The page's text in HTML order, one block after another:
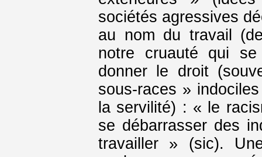
sociétés agressives
au nom du travail
notre cruauté qui
donner le droit
sous-races »
la servilité) : « le
se débarrasser des
travailler » (sic).